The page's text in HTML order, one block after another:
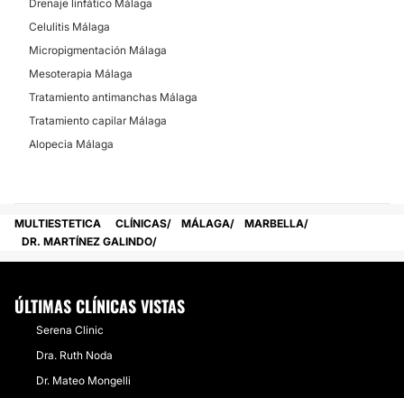
Drenaje linfático Málaga
Celulitis Málaga
Micropigmentación Málaga
Mesoterapia Málaga
Tratamiento antimanchas Málaga
Tratamiento capilar Málaga
Alopecia Málaga
MULTIESTETICA CLÍNICAS MÁLAGA
MARBELLA
DR. MARTÍNEZ GALINDO
ÚLTIMAS CLÍNICAS VISTAS
Serena Clinic
Dra. Ruth Noda
Dr. Mateo Mongelli